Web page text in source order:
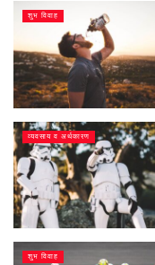
शुभ विवाह
व्यवसाय व अर्थकारण
शुभ विवाह